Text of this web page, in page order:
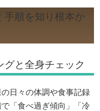
手順を知り根本か
と全身チェック
日々の体調や食事記録
「食べ過ぎ傾向」「冷